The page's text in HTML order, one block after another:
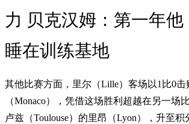
力 贝克汉姆：第一年他
睡在训练基地
其他比赛方面，里尔（Lille）客场以1比0击
（Monaco），凭借这场胜利超越在另一场
卢兹（Toulouse）的里昂（Lyon），升至积